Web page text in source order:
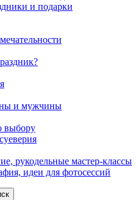
и подарки
и мужчины
выбору
рукодельные мастер-классы
идеи для фотосессий